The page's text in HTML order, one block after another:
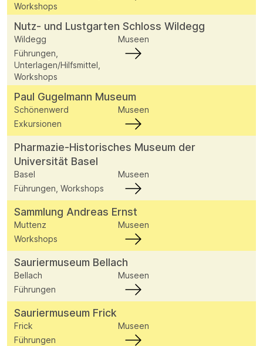
Workshops
Nutz- und Lustgarten Schloss Wildegg
Wildegg
Museen
Führungen,
Unterlagen/Hilfsmittel,
Workshops
Paul Gugelmann Museum
Schönenwerd
Museen
Exkursionen
Pharmazie-Historisches Museum der
Universität Basel
Basel
Museen
Führungen, Workshops
Sammlung Andreas Ernst
Muttenz
Museen
Workshops
Sauriermuseum Bellach
Bellach
Museen
Führungen
Sauriermuseum Frick
Frick
Museen
Führungen